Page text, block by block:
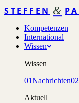
STEFFEN &
Kompetenzen
International
Wissen
Wissen
01Nachrichten02
Aktuell